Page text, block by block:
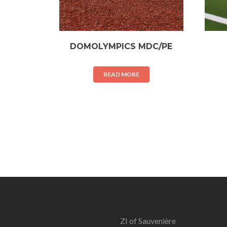
DOMOLYMPICS MDC/PE
READ MORE
ZI of Sauvenière